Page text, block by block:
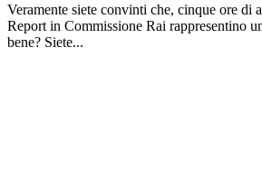
Veramente siete convinti che, cinque ore di
Report in Commissione Rai rappresentino
bene? Siete...